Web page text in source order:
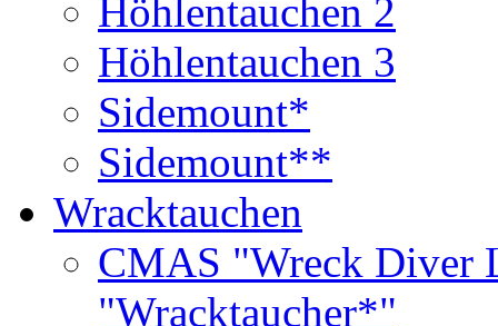
Höhlentauchen 2
Höhlentauchen 3
Sidemount*
Sidemount**
Wracktauchen
CMAS "Wreck Diver
"Wracktaucher*"